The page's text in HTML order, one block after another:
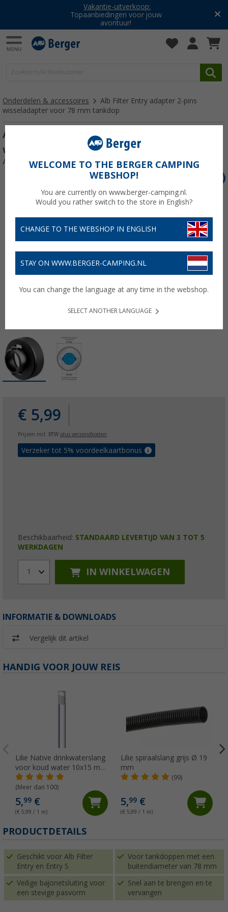
Vakantie-uitverkoop:
Topaanbiedingen voor jouw
avontuur!
Onderdelen & accessoires
Alb Filter Entry adapter 2-pins
wisseladapter voor 78 mm tankdop
Alb Filter Entry adapter 2-pins
wisseladapter voor 78 mm tankdop
Artikelnr: 839403
€ 5,99
Prijzen incl. BTW plus verzendkosten
Verzeker tot 5% voordeelkaartbonus
Beschikbaarheid: STANDAARD LEVERTIJD VAN 3 TOT 5
WERKDAGEN
1 IN WINKELWAGEN
INFORMATIE & DOWNLOADS
Vergelijk dit artikel
HANDIG VOOR JOUW REIS
Lilie Native drinkwaterslang
voor koud water 10x15 mm
(per meter)
(Meer dan 100)
5,99 €
(€ 5,99 / 1 m)
Lilie spiraalslang grijs Ø 19
mm
(99)
5,99€
(€ 5,99 / 1 m)
PRODUCTDETAILS
Geschikt voor Alb Filter
Entry en Entry S
Voor tankdoppen met een
buitendiameter van 78 mm
Veilige bajonetsluiting voor
een stevige pasvorm
Snel aan te brengen en te
vervangen
WELCOME TO THE BERGER CAMPING
WEBSHOP!
You are currently on www.berger-camping.nl.
Would you rather switch to the store in English?
CHANGE TO THE WEBSHOP IN ENGLISH
STAY ON WWW.BERGER-CAMPING.NL
You can change the language at any time in the webshop.
SELECT ANOTHER LANGUAGE